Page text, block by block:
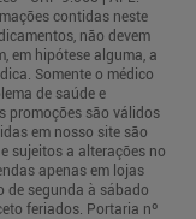
contidas neste
não devem
em hipótese alguma, a
Somente o médico
de saúde e
promoções são válidos
em nosso site são
sujeitos a alterações no
apenas em lojas
de segunda à sábado
feriados. Portaria nº